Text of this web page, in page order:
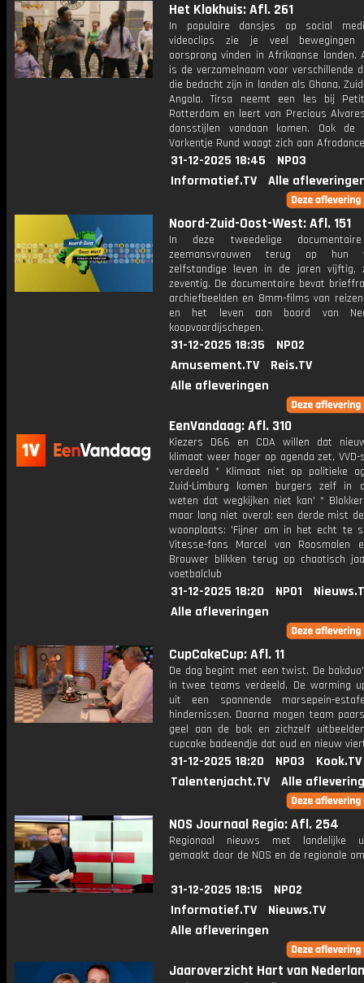
Het Klokhuis: Afl. 261
In populaire dansjes op social
videoclips zie je veel
oorsprong vinden in Afrikaanse landen.
is de verzamelnaam voor verschillende
die bedacht zijn in landen als Ghana,
Angola. Tirsa neemt een les bij
Rotterdam en leert van Precious
dansstijlen vandaan komen. Ook de
Varkentje Rund waagt zich aan
31-12-2025 18:45
NPO3
Informatief.TV
Alle
Noord-Zuid-Oost-West: Afl. 151
In deze tweedelige
zeemansvrouwen terug op hun
zelfstandige leven in de jaren vijftig,
zeventig. De documentaire bevat
archiefbeelden en 8mm-films van
en het leven aan boord van
koopvaardijschepen.
31-12-2025 18:35
NPO2
Amusement.TV
Reis.TV
Alle afleveringen
EenVandaag: Afl. 310
Kiezers D66 en CDA willen dat
klimaat weer hoger op agenda zet,
verdeeld * Klimaat niet op politieke
Zuid-Limburg komen burgers zelf in
weten dat wegkijken niet kan' *
maar lang niet overal: een derde mist
woonplaats: 'Fijner om in het echt te
Vitesse-fans Marcel van Roosmalen
Brouwer blikken terug op chaotisch
voetbalclub
31-12-2025 18:20 NPO1
Alle afleveringen
CupCakeCup: Afl. 11
De dag begint met een twist. De
in twee teams verdeeld. De warming
uit een spannende marsepein-
hindernissen. Daarna mogen team
geel aan de bak en zichzelf
cupcake badeendje dat oud en nieuw
31-12-2025 18:20 NPO3
Kook.TV
Talentenjacht.TV
Alle
NOS Journaal Regio: Afl. 254
Regionaal nieuws met landelijke
gemaakt door de NOS en de regionale
31-12-2025 18:15
NPO2
Informatief.TV
Nieuws.TV
Alle afleveringen
Jaaroverzicht Hart van